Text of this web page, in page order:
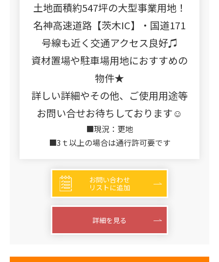
土地面積約547坪の大型事業用地！
名神高速道路【茨木IC】・国道171
号線も近く交通アクセス良好♫
資材置場や駐車場用地におすすめの
物件★
詳しい詳細やその他、ご使用用途等
お問い合せお待ちしております☺
■現況：更地
■3ｔ以上の場合は通行許可要です
お問い合わせ
リストに追加
詳細を見る